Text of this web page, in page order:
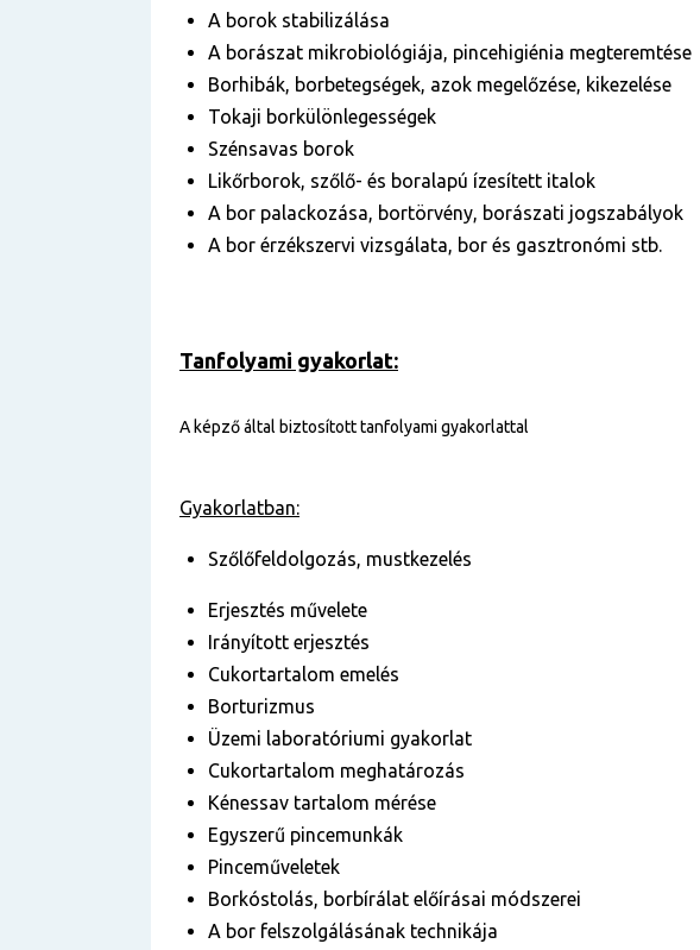
A borok stabilizálása
A borászat mikrobiológiája, pincehigiénia megteremtése
Borhibák, borbetegségek, azok megelőzése, kikezelése
Tokaji borkülönlegességek
Szénsavas borok
Likőrborok, szőlő- és boralapú ízesített italok
A bor palackozása, bortörvény, borászati jogszabályok
A bor érzékszervi vizsgálata, bor és gasztronómi stb.
Tanfolyami gyakorlat:
A képző által biztosított tanfolyami gyakorlattal
Gyakorlatban:
Szőlőfeldolgozás, mustkezelés
Erjesztés művelete
Irányított erjesztés
Cukortartalom emelés
Borturizmus
Üzemi laboratóriumi gyakorlat
Cukortartalom meghatározás
Kénessav tartalom mérése
Egyszerű pincemunkák
Pinceműveletek
Borkóstolás, borbírálat előírásai módszerei
A bor felszolgálásának technikája